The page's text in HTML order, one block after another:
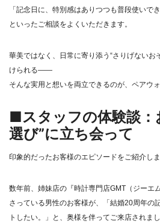
「記念日に、特別感はありつつも普段使いで
といったご相談をよくいただきます。
華美ではなく、日常に寄り添う“さりげないお
けられる――
そんな実用と想いを両立できるのが、ペアウ
■スタッフの体験談：
選び”に立ち会って
印象的だったお客様のエピソードをご紹介しま
数年前、姉妹店の『時計専門店GMT（ジーエ
さっている男性のお客様が、「結婚20周年の
トしたい。」と、奥様を伴ってご来店されまし